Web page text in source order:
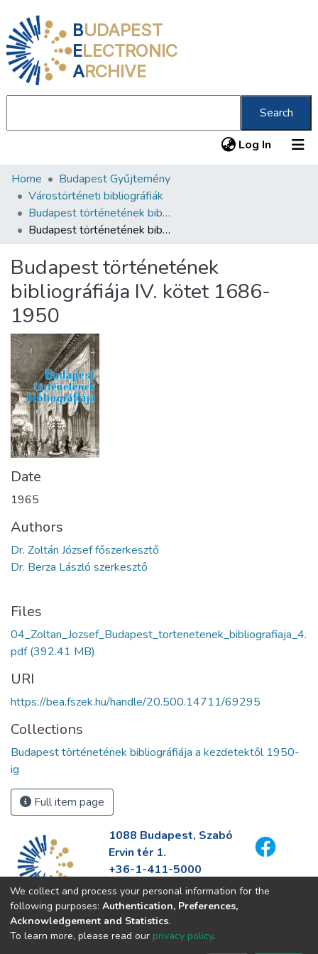
BUDAPEST
ELECTRONIC
ARCHIVE
Search
Log In (current)
Communities & Collections
All of DSpace
Statistics
About us
Home
Budapest Gyűjtemény
Várostörténeti bibliográfiák
Budapest történetének bibliográfiája a kezdetektől 1950-ig
Budapest történetének bibliográfiája IV. kötet 1686-1950
Budapest történetének
bibliográfiája IV. kötet 1686-
1950
Date
1965
Authors
Dr. Zoltán József főszerkesztő
Dr. Berza László szerkesztő
Files
04_Zoltan_Jozsef_Budapest_tortenetenek_bibliografiaja_4.
pdf(392.41 MB)
URI
https://bea.fszek.hu/handle/20.500.14711/69295
Collections
Budapest történetének bibliográfiája a kezdetektől 1950-
ig
Full item page
1088 Budapest, Szabó
Ervin tér 1.
+36-1-411-5000
info@fszek.hu
https://fszek.hu
We collect and process your personal information for the
following purposes: Authentication, Preferences,
Acknowledgement and Statistics.
To learn more, please read our privacy policy.